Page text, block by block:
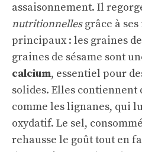
assaisonnement. Il
nutritionnellesgrâce à
principaux : les graines
graines de sésame sont
calcium, essentiel pour
solides. Elles contiennent
comme les lignanes, qui
oxydatif. Le sel,
rehausse le goût tout en